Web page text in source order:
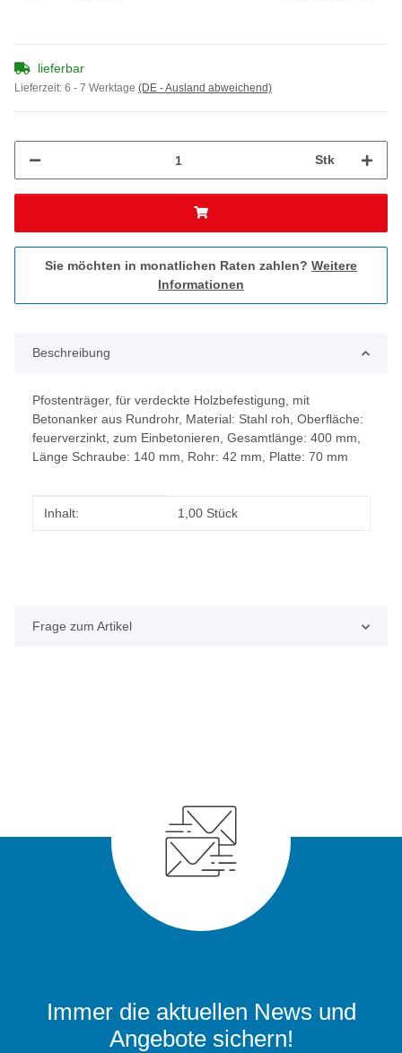
lieferbar
Lieferzeit: 6 - 7 Werktage (DE - Ausland abweichend)
Stk
Sie möchten in monatlichen Raten zahlen? Weitere
Informationen
Beschreibung
Pfostenträger, für verdeckte Holzbefestigung, mit
Betonanker aus Rundrohr, Material: Stahl roh, Oberfläche:
feuerverzinkt, zum Einbetonieren, Gesamtlänge: 400 mm,
Länge Schraube: 140 mm, Rohr: 42 mm, Platte: 70 mm
Produkteigenschaft
Wert
Inhalt: 1,00 Stück
Frage zum Artikel
Immer die aktuellen News und
Angebote sichern!